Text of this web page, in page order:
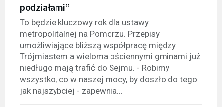
podziałami”
To będzie kluczowy rok dla ustawy
metropolitalnej na Pomorzu. Przepisy
umożliwiające bliższą współpracę między
Trójmiastem a wieloma ościennymi gminami już
niedługo mają trafić do Sejmu. - Robimy
wszystko, co w naszej mocy, by doszło do tego
jak najszybciej - zapewnia...